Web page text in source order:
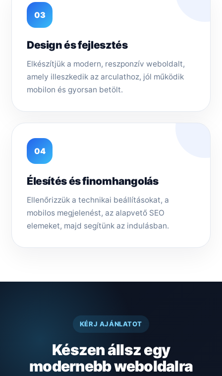
03
Design és fejlesztés
Elkészítjük a modern, reszponzív weboldalt,
amely illeszkedik az arculathoz, jól működik
mobilon és gyorsan betölt.
04
Élesítés és finomhangolás
Ellenőrizzük a technikai beállításokat, a
mobilos megjelenést, az alapvető SEO
elemeket, majd segítünk az indulásban.
KÉRJ AJÁNLATOT
Készen állsz egy
modernebb weboldalra